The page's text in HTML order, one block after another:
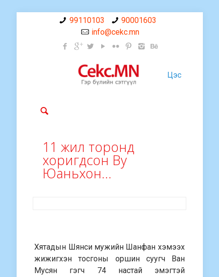
99110103
90001603
info@cekc.mn
Цэс
11 жил торонд
хоригдсон Ву
Юаньхон…
Хятадын Шянси мужийн Шанфан хэмээх
жижигхэн тосгоны оршин суугч Ван
Мусян гэгч 74 настай эмэгтэй